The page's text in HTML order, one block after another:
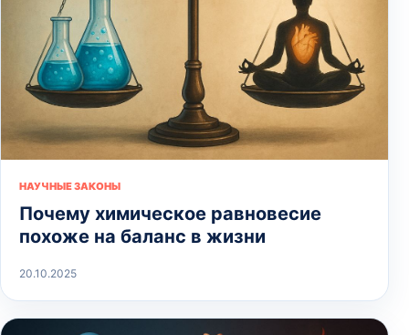
НАУЧНЫЕ ЗАКОНЫ
Почему химическое равновесие
похоже на баланс в жизни
20.10.2025